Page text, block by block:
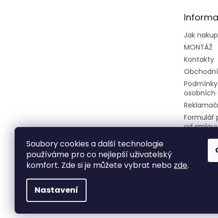
Soubory cookies a další technologie
používáme pro co nejlepší uživatelský
komfort. Zde si je můžete vybrat nebo zde.
Nastavení
Jak
MONTÁŽ
Kontakty
osobních
Formulář
od